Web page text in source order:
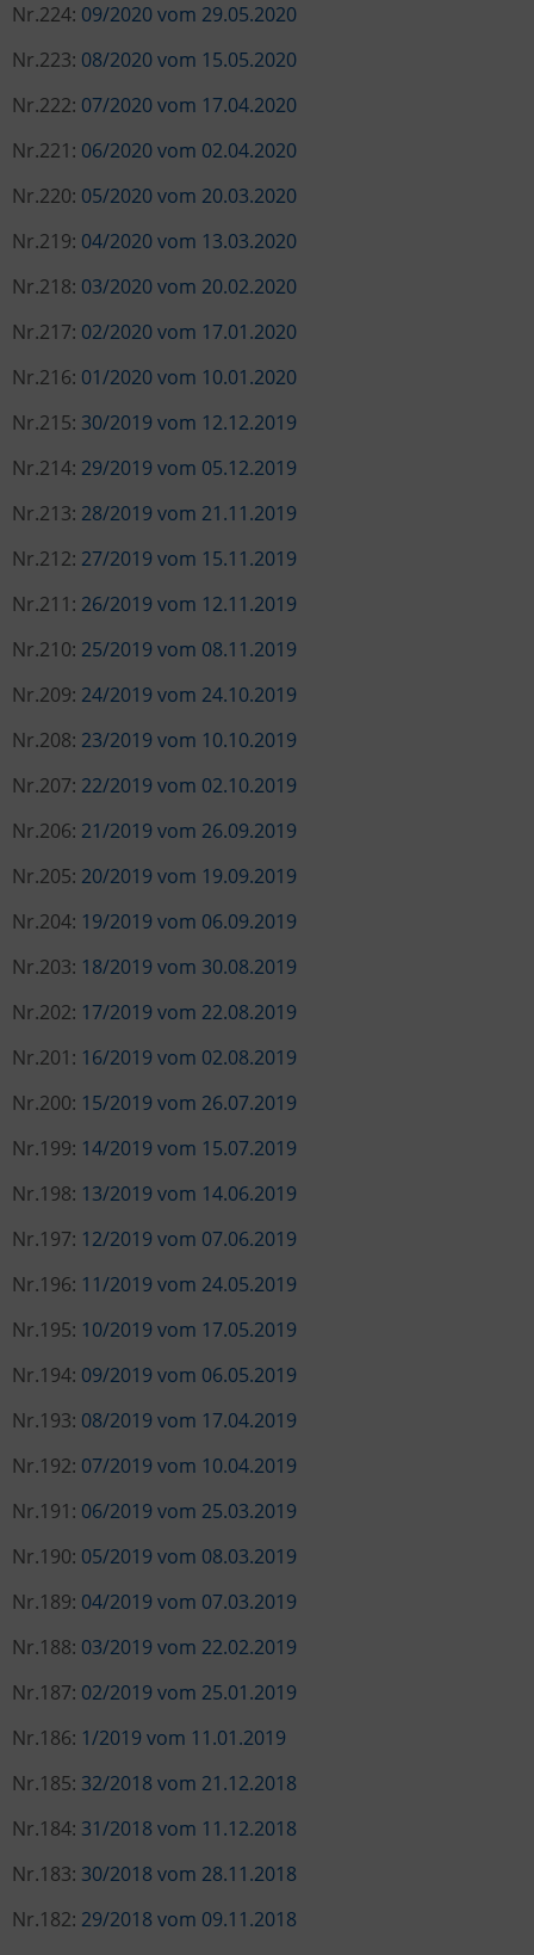
Nr.224: 09/2020 vom 29.05.2020
Nr.223: 08/2020 vom 15.05.2020
Nr.222: 07/2020 vom 17.04.2020
Nr.221: 06/2020 vom 02.04.2020
Nr.220: 05/2020 vom 20.03.2020
Nr.219: 04/2020 vom 13.03.2020
Nr.218: 03/2020 vom 20.02.2020
Nr.217: 02/2020 vom 17.01.2020
Nr.216: 01/2020 vom 10.01.2020
Nr.215: 30/2019 vom 12.12.2019
Nr.214: 29/2019 vom 05.12.2019
Nr.213: 28/2019 vom 21.11.2019
Nr.212: 27/2019 vom 15.11.2019
Nr.211: 26/2019 vom 12.11.2019
Nr.210: 25/2019 vom 08.11.2019
Nr.209: 24/2019 vom 24.10.2019
Nr.208: 23/2019 vom 10.10.2019
Nr.207: 22/2019 vom 02.10.2019
Nr.206: 21/2019 vom 26.09.2019
Nr.205: 20/2019 vom 19.09.2019
Nr.204: 19/2019 vom 06.09.2019
Nr.203: 18/2019 vom 30.08.2019
Nr.202: 17/2019 vom 22.08.2019
Nr.201: 16/2019 vom 02.08.2019
Nr.200: 15/2019 vom 26.07.2019
Nr.199: 14/2019 vom 15.07.2019
Nr.198: 13/2019 vom 14.06.2019
Nr.197: 12/2019 vom 07.06.2019
Nr.196: 11/2019 vom 24.05.2019
Nr.195: 10/2019 vom 17.05.2019
Nr.194: 09/2019 vom 06.05.2019
Nr.193: 08/2019 vom 17.04.2019
Nr.192: 07/2019 vom 10.04.2019
Nr.191: 06/2019 vom 25.03.2019
Nr.190: 05/2019 vom 08.03.2019
Nr.189: 04/2019 vom 07.03.2019
Nr.188: 03/2019 vom 22.02.2019
Nr.187: 02/2019 vom 25.01.2019
Nr.186: 1/2019 vom 11.01.2019
Nr.185: 32/2018 vom 21.12.2018
Nr.184: 31/2018 vom 11.12.2018
Nr.183: 30/2018 vom 28.11.2018
Nr.182: 29/2018 vom 09.11.2018